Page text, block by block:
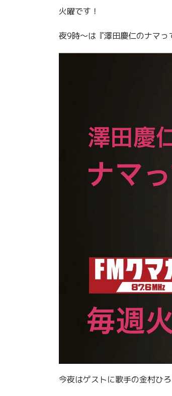
火曜です！
夜9時〜は『澤田慶仁のナマっ
今夜はゲストに歌手の金村ひ